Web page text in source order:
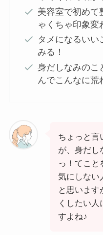
美容室で初めて
ゃくちゃ印象変
タメになるいい
みる！
身だしなみのこ
んでこんなに
ちょっと言
が、身だし
っ！てこと
気にしない
と思います
くしたい
すよね♪